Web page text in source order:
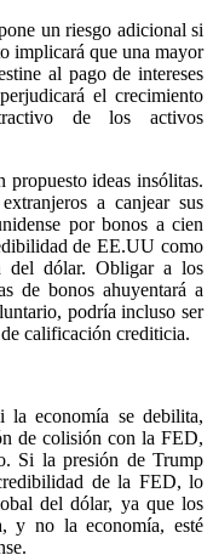
un riesgo adicional si
implicará que una mayor
al pago de intereses
el crecimiento
de los activos
propuesto ideas insólitas.
a canjear sus
por bonos a cien
de EE.UU como
del dólar. Obligar a los
de bonos ahuyentará a
podría incluso ser
calificación crediticia.
la economía se debilita,
de colisión con la FED,
Si la presión de Trump
de la FED, lo
del dólar, ya que los
y no la economía, esté